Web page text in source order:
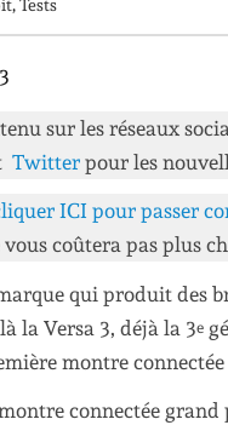
,Tests
sur les réseaux
Twitter pour les
ICI pour passer
coûtera pas plus
qui produit des
la Versa 3, déjà la 3e
montre connectée
montre connectée